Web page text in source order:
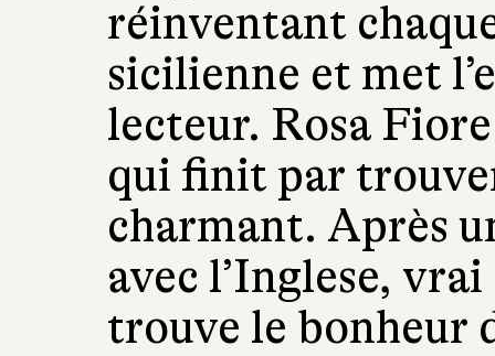
réinventant
sicilienne et met
lecteur. Rosa
qui finit par
charmant. Après
avec l’Inglese,
trouve le bonheur